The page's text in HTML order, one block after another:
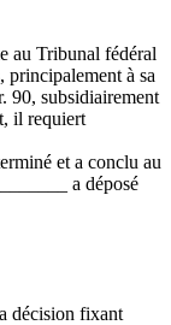
au Tribunal fédéral
principalement à sa
90, subsidiairement
il requiert
et a conclu au
a déposé
décision fixant